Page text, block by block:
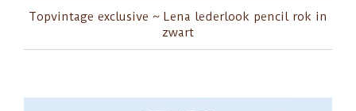
Topvintage exclusive ~ Lena lederlook pencil rok in
zwart